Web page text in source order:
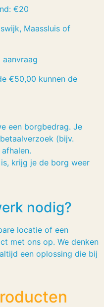
€20
Maassluis of
€50,00 kunnen de
een borgbedrag. Je
(bijv.
krijg je de borg weer
nodig?
locatie of een
met ons op. We denken
een oplossing die bij